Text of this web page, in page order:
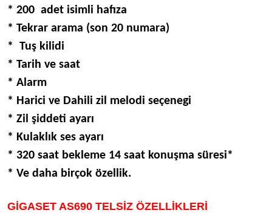
* 200 adet isimli hafıza
* Tekrar arama (son 20 numara)
* Tuş kilidi
* Tarih ve saat
* Alarm
* Harici ve Dahili zil melodi seçenegi
* Zil şiddeti ayarı
* Kulaklık ses ayarı
* 320 saat bekleme 14 saat konuşma süresi*
* Ve daha birçok özellik.
GİGASET AS690 TELSİZ ÖZELLİKLERİ